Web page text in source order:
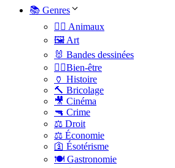
📚 Genres
🐕‍🦺 Animaux
🖼️ Art
🐰 Bandes dessinées
🧑‍⚕️Bien-être
🏺 Histoire
🔨 Bricolage
🎥 Cinéma
🔫 Crime
⚖️ Droit
⚖️ Économie
🛐 Ésotérisme
🍽️ Gastronomie